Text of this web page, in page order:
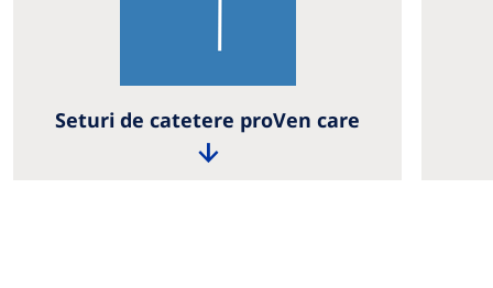
Seturi de catetere proVen care